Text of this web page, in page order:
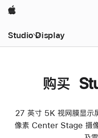
Apple
Studio Display
购买
27 英寸 5K 视网膜显示
像素 Center Stage 摄像